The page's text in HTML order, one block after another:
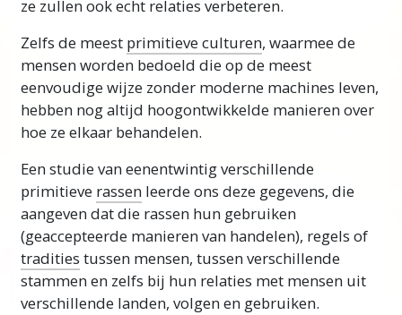
ze zullen ook echt relaties verbeteren.
Zelfs de meest primitieve culturen, waarmee de
mensen worden bedoeld die op de meest
eenvoudige wijze zonder moderne machines leven,
hebben nog altijd hoogontwikkelde manieren over
hoe ze elkaar behandelen.
Een studie van eenentwintig verschillende
primitieve rassen leerde ons deze gegevens, die
aangeven dat die rassen hun gebruiken
(geaccepteerde manieren van handelen), regels of
tradities tussen mensen, tussen verschillende
stammen en zelfs bij hun relaties met mensen uit
verschillende landen, volgen en gebruiken.